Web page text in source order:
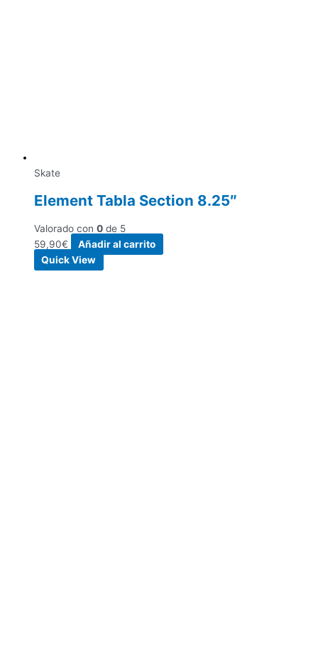
Skate
Element Tabla Section 8.25″
Valorado con 0 de 5
59,90€
Añadir al carrito
Quick View